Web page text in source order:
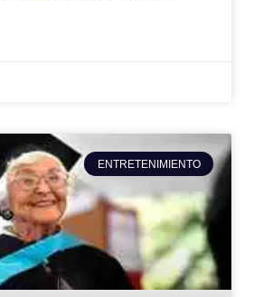
ENTRETENIMIENTO